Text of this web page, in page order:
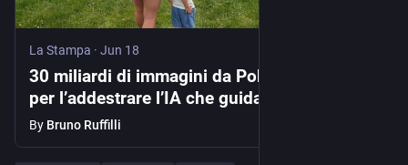
La Stampa · Jun 18
30 miliardi di immagini da Pokémon Go usati
per l’addestrare l’IA che guida i droni militari
By Bruno Ruffilli